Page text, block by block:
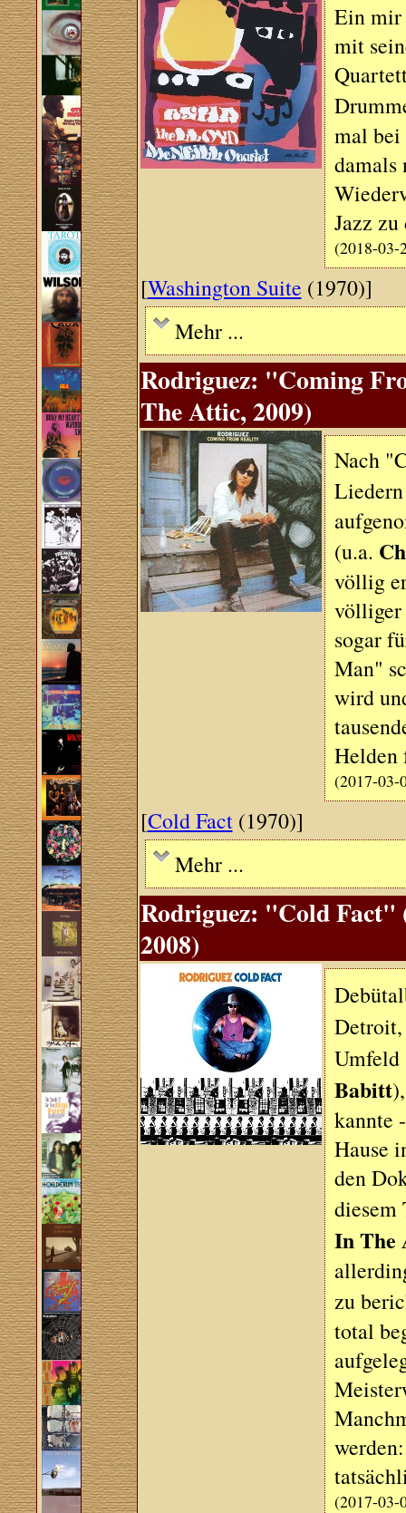
Ein mir
mit
mal bei
damals
Jazz zu
(2018-03-
[Washington Suite (1970)]
Mehr ...
Rodriguez: "Coming
The Attic, 2009)
Nach
(u.a.
völlig
völliger
sogar
Man"
wird
Helden
(2017-03-
[Cold Fact(1970)]
Mehr ...
Rodriguez: "Cold Fact"
2008)
Babitt
kannte
Hause
den
diesem
In The
zu
total
(2017-03-